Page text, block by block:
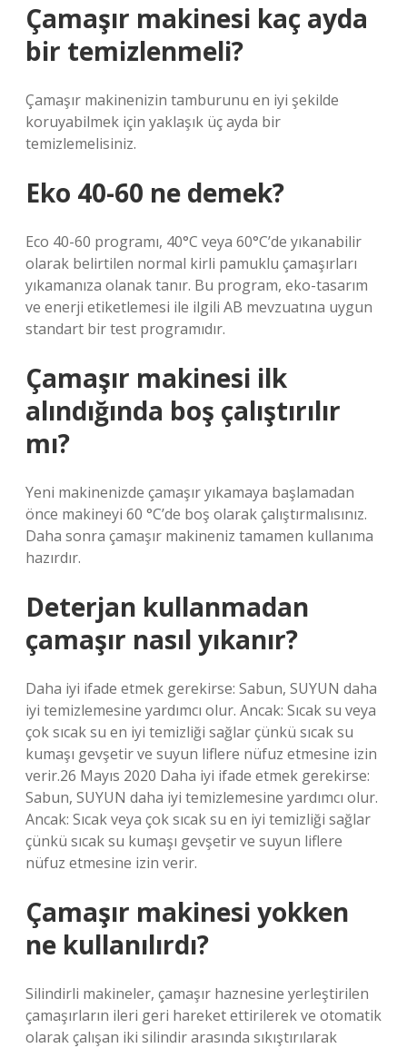
Çamaşır makinesi kaç ayda
bir temizlenmeli?
Çamaşır makinenizin tamburunu en iyi şekilde
koruyabilmek için yaklaşık üç ayda bir
temizlemelisiniz.
Eko 40-60 ne demek?
Eco 40-60 programı, 40°C veya 60°C’de yıkanabilir
olarak belirtilen normal kirli pamuklu çamaşırları
yıkamanıza olanak tanır. Bu program, eko-tasarım
ve enerji etiketlemesi ile ilgili AB mevzuatına uygun
standart bir test programıdır.
Çamaşır makinesi ilk
alındığında boş çalıştırılır
mı?
Yeni makinenizde çamaşır yıkamaya başlamadan
önce makineyi 60 °C’de boş olarak çalıştırmalısınız.
Daha sonra çamaşır makineniz tamamen kullanıma
hazırdır.
Deterjan kullanmadan
çamaşır nasıl yıkanır?
Daha iyi ifade etmek gerekirse: Sabun, SUYUN daha
iyi temizlemesine yardımcı olur. Ancak: Sıcak su veya
çok sıcak su en iyi temizliği sağlar çünkü sıcak su
kumaşı gevşetir ve suyun liflere nüfuz etmesine izin
verir.26 Mayıs 2020 Daha iyi ifade etmek gerekirse:
Sabun, SUYUN daha iyi temizlemesine yardımcı olur.
Ancak: Sıcak veya çok sıcak su en iyi temizliği sağlar
çünkü sıcak su kumaşı gevşetir ve suyun liflere
nüfuz etmesine izin verir.
Çamaşır makinesi yokken
ne kullanılırdı?
Silindirli makineler, çamaşır haznesine yerleştirilen
çamaşırların ileri geri hareket ettirilerek ve otomatik
olarak çalışan iki silindir arasında sıkıştırılarak